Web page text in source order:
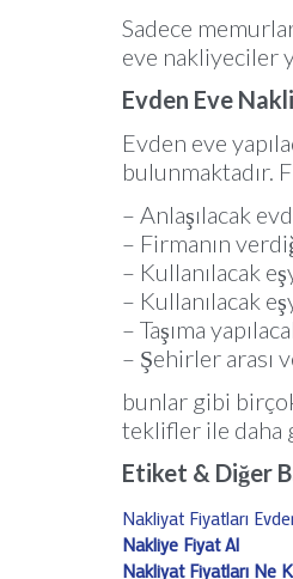
Sadece
eve nakliyeciler
Evden Eve
Evden eve
bulunmaktadır.
– Anlaşılacak
– Firmanın
– Kullanılacak
– Kullanılacak
– Taşıma
– Şehirler arası
bunlar gibi
teklifler ile daha
Etiket & Diğer
Nakliyat Fiyatları
Nakliye Fiyat Al
Nakliyat Fiyatları Ne